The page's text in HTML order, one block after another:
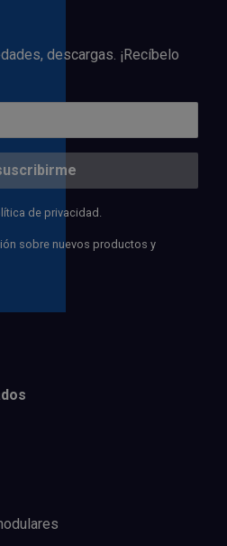
descargas. ¡Recíbelo
de privacidad.
sobre nuevos productos y